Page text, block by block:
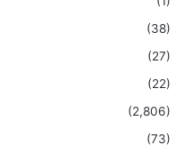
(38)
(27)
(22)
(2,806)
(73)